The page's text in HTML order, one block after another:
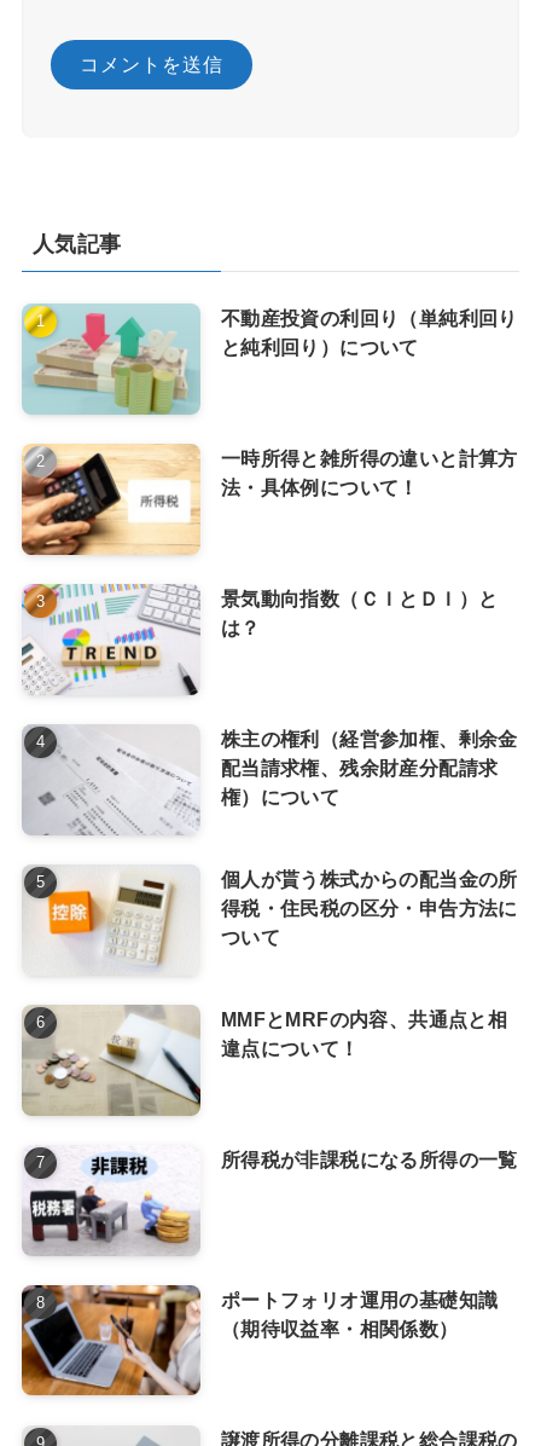
人気記事
不動産投資の利回り（単純利回り
と純利回り）について
一時所得と雑所得の違いと計算方
法・具体例について！
景気動向指数（ＣＩとＤＩ）と
は？
株主の権利（経営参加権、剰余金
配当請求権、残余財産分配請求
権）について
個人が貰う株式からの配当金の所
得税・住民税の区分・申告方法に
ついて
MMFとMRFの内容、共通点と相
違点について！
所得税が非課税になる所得の一覧
ポートフォリオ運用の基礎知識
（期待収益率・相関係数）
譲渡所得の分離課税と総合課税の